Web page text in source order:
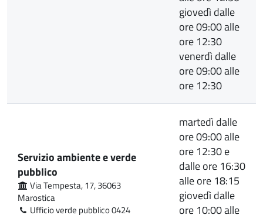
giovedì dalle
ore 09:00 alle
ore 12:30
venerdì dalle
ore 09:00 alle
ore 12:30
Servizio ambiente e verde
pubblico
Via Tempesta, 17, 36063
Marostica
Ufficio verde pubblico 0424
martedì dalle
ore 09:00 alle
ore 12:30 e
dalle ore 16:30
alle ore 18:15
giovedì dalle
ore 10:00 alle